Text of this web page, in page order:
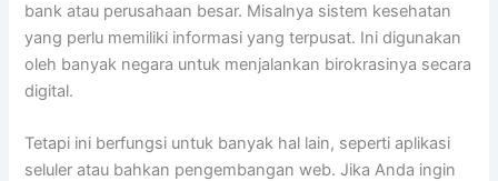
bank atau perusahaan besar. Misalnya sistem kesehatan
yang perlu memiliki informasi yang terpusat. Ini digunakan
oleh banyak negara untuk menjalankan birokrasinya secara
digital.
Tetapi ini berfungsi untuk banyak hal lain, seperti aplikasi
seluler atau bahkan pengembangan web. Jika Anda ingin